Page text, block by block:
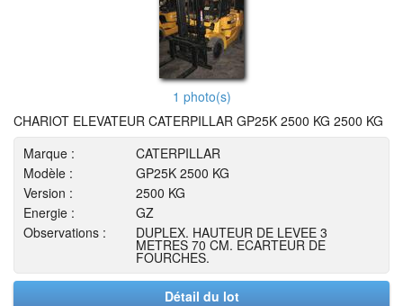
1 photo(s)
CHARIOT ELEVATEUR CATERPILLAR GP25K 2500 KG 2500 KG
Marque :
CATERPILLAR
Modèle :
GP25K 2500 KG
Version :
2500 KG
Energie :
GZ
Observations :
DUPLEX. HAUTEUR DE LEVEE 3
METRES 70 CM. ECARTEUR DE
FOURCHES.
Détail du lot